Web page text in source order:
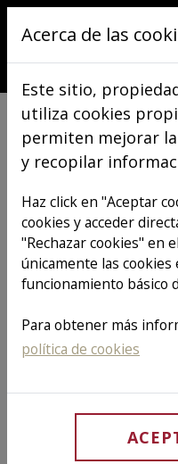
Pasar al contenido
VER
45
de
Acerca de las
Este sitio,
utiliza cookies
permiten mejorar
y recopilar
Haz click en "Aceptar
cookies y acceder
"Rechazar cookies" en
únicamente las cookies
funcionamiento básico
Para obtener más
política de cookies